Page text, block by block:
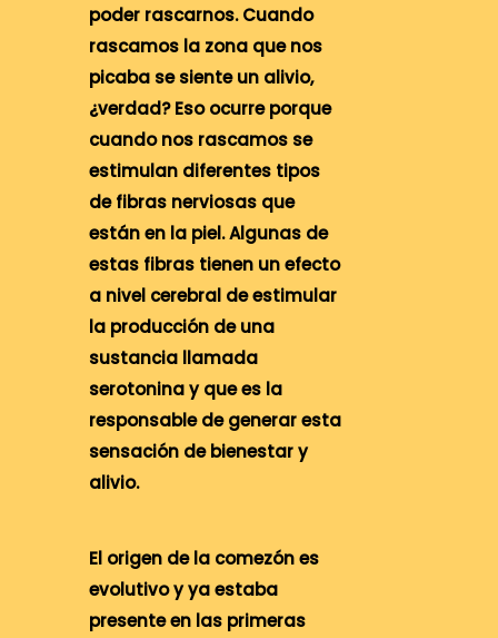
poder rascarnos. Cuando
rascamos la zona que nos
picaba se siente un alivio,
¿verdad? Eso ocurre porque
cuando nos rascamos se
estimulan diferentes tipos
de fibras nerviosas que
están en la piel. Algunas de
estas fibras tienen un efecto
a nivel cerebral de estimular
la producción de una
sustancia llamada
serotonina y que es la
responsable de generar esta
sensación de bienestar y
alivio.
El origen de la comezón es
evolutivo y ya estaba
presente en las primeras